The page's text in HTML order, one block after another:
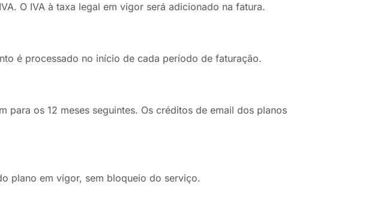
O IVA à taxa legal em vigor será adicionado na fatura.
é processado no início de cada período de faturação.
para os 12 meses seguintes. Os créditos de email dos planos
plano em vigor, sem bloqueio do serviço.